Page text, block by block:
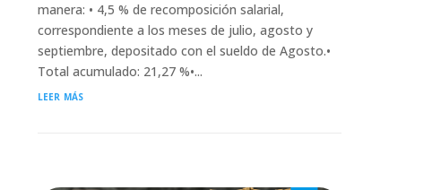
manera: • 4,5 % de recomposición salarial,
correspondiente a los meses de julio, agosto y
septiembre, depositado con el sueldo de Agosto.•
Total acumulado: 21,27 %•...
leer más